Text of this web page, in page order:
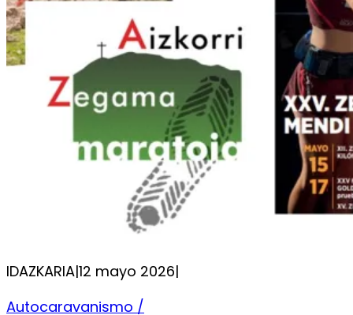
IDAZKARIA|12 mayo 2026|
Autocaravanismo /